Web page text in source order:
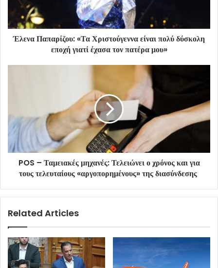
Έλενα Παπαρίζου: «Τα Χριστούγεννα είναι πολύ δύσκολη
εποχή γιατί έχασα τον πατέρα μου»
POS – Ταμειακές μηχανές: Τελειώνει ο χρόνος και για
τους τελευταίους «αργοπορημένους» της διασύνδεσης
Related Articles